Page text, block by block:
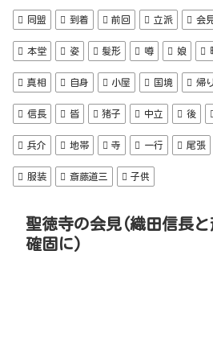
同盟 到着 前回 立派 会
本堂 姿 髪形 噂 娘
真相 自身 小屋 国境 帰
信長 皆 猪子 中立 後
兵介 地帯 寺 一行 尾張
服装 斎藤道三 子供
聖徳寺の会見(織田信長
確固に)